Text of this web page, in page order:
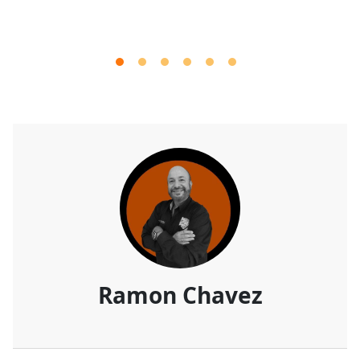
Ramon Chavez